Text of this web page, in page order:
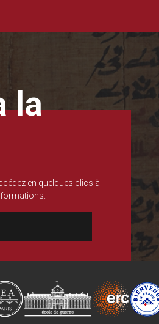
la
en quelques clics à
formations.